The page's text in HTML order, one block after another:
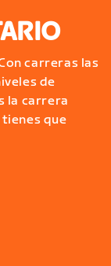
carreras las
de
la carrera
que